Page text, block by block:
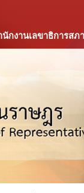
นักงานเลขาธิการส